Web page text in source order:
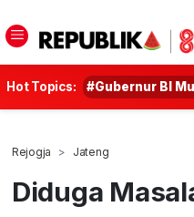
Hot Topics: #Gubernur BI
Rejogja Jateng
Diduga